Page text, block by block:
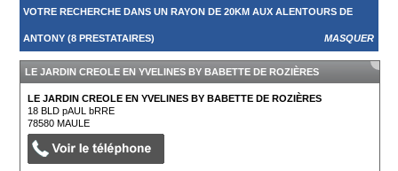
VOTRE RECHERCHE DANS UN RAYON DE 20KM AUX ALENTOURS DE
ANTONY (8 PRESTATAIRES) MASQUER
LE JARDIN CREOLE EN YVELINES BY BABETTE DE ROZIÈRES
LE JARDIN CREOLE EN YVELINES BY BABETTE DE ROZIÈRES
18 BLD pAUL bRRE
78580MAULE